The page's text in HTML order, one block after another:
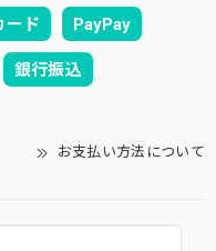
ード PayPay
銀行振込
お支払い方法について